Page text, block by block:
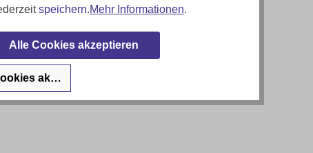
da!
speichern.Mehr Informationen.
Alle Cookies akzeptieren
akzeptieren